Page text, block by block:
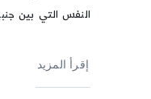
النفس التي بين
إقرأ المزيد